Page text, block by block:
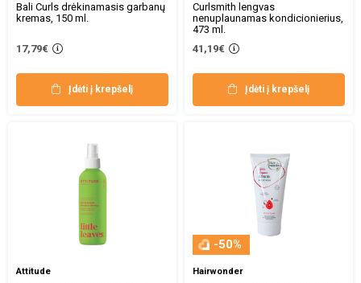
Bali Curls drėkinamasis garbanų
kremas, 150 ml.
17,79€
Įdėti į krepšelį
Curlsmith lengvas
nenuplaunamas kondicionierius,
473 ml.
41,19€
Įdėti į krepšelį
Attitude
-50%
Hairwonder